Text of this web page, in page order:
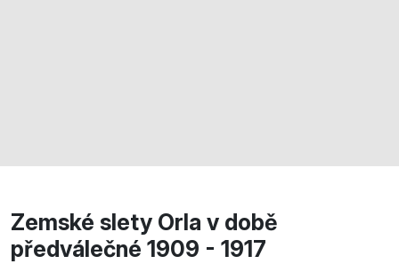
Zemské slety Orla v době
předválečné 1909 - 1917